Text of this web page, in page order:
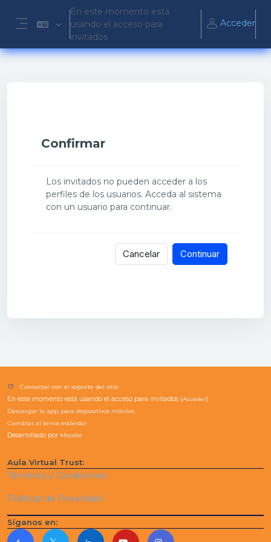
Salta al contenido principal
Panel lateral
En este momento está
usando el acceso para
invitados
Acceder
Confirmar
Los invitados no pueden acceder a los
perfiles de los usuarios. Acceda al sistema
con un usuario para continuar.
Cancelar Continuar
Contactar con el soporte del sitio
En este momento está usando el acceso para invitados (Acceder)
Descargar la app para dispositivos móviles
Cambiar al tema estándar
Desarrollado por Moodle
Aula Virtual Trust:
Términos y Condiciones
Políticas de Privacidad
Síganos en: